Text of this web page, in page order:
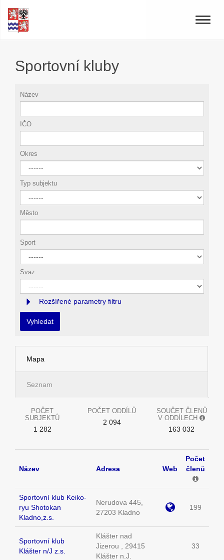
Toggle
Sportovní kluby
Název
IČO
Okres
Typ subjektu
Město
Sport
Svaz
Rozšířené parametry filtru
Vyhledat
Mapa
Seznam
POČET
SUBJEKTŮ
1 282
POČET ODDÍLŮ
2 094
SOUČET ČLENŮ
V ODDÍLECH
163 032
Název Adresa Web
Počet
členů
Sportovní klub Keiko-
ryu Shotokan
Kladno,z.s.
Nerudova 445,
27203 Kladno
199
Sportovní klub
Klášter n/J z.s.
Klášter nad
Jizerou , 29415
Klášter n.J.
33